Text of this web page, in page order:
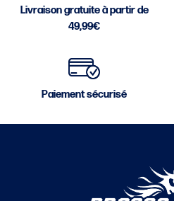
Livraison gratuite à partir de
49,99€
Paiement sécurisé